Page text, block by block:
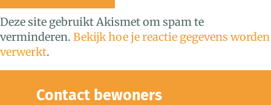
Deze site gebruikt Akismet om spam te
verminderen. Bekijk hoe je reactie gegevens worden
verwerkt.
Contact bewoners